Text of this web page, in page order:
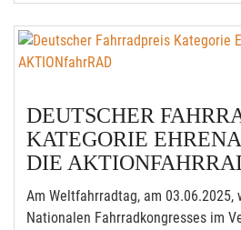
DEUTSCHER
KATEGORIE
DIE
Am Weltfahrradtag, am 03.06.2025,
Nationalen Fahrradkongresses im